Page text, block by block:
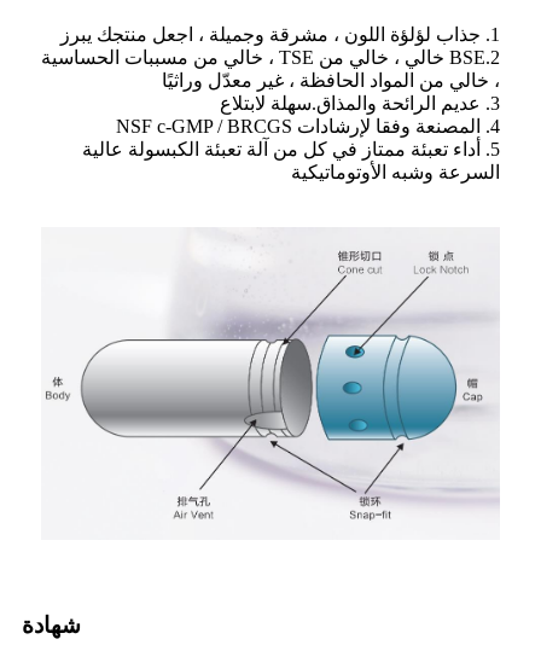
1. جذاب لؤلؤة اللون ، مشرقة وجميلة ، اجعل منتجك يبرز
2.BSE خالي ، خالي من TSE ، خالي من مسببات الحساسية
، خالي من المواد الحافظة ، غير معدّل وراثيًا
3. عديم الرائحة والمذاق.سهلة لابتلاع
4. المصنعة وفقا لإرشادات NSF c-GMP / BRCGS
5. أداء تعبئة ممتاز في كل من آلة تعبئة الكبسولة عالية
السرعة وشبه الأوتوماتيكية
شهادة